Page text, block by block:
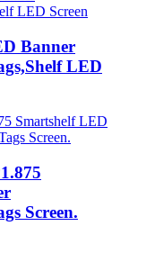
Banner
LED
Screen.